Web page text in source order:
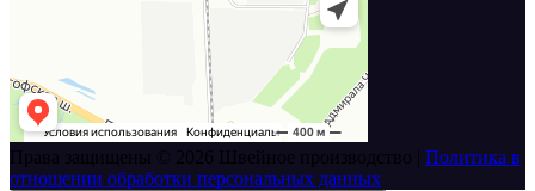
Права защищены © 2026 Швейное производство | Политика в
отношении обработки персональных данных